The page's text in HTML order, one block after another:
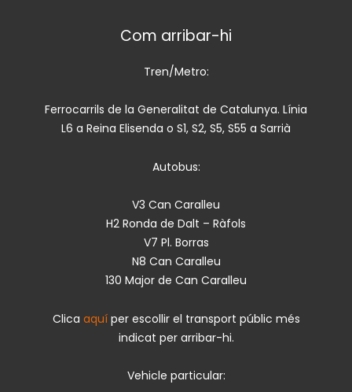
Com arribar-hi
Tren/Metro:
Ferrocarrils de la Generalitat de Catalunya. Línia
L6 a Reina Elisenda o S1, S2, S5, S55 a Sarrià
Autobus:
V3 Can Caralleu
H2 Ronda de Dalt – Ràfols
V7 Pl. Borras
N8 Can Caralleu
130 Major de Can Caralleu
Clica aquí per escollir el transport públic més
indicat per arribar-hi.
Vehicle particular: